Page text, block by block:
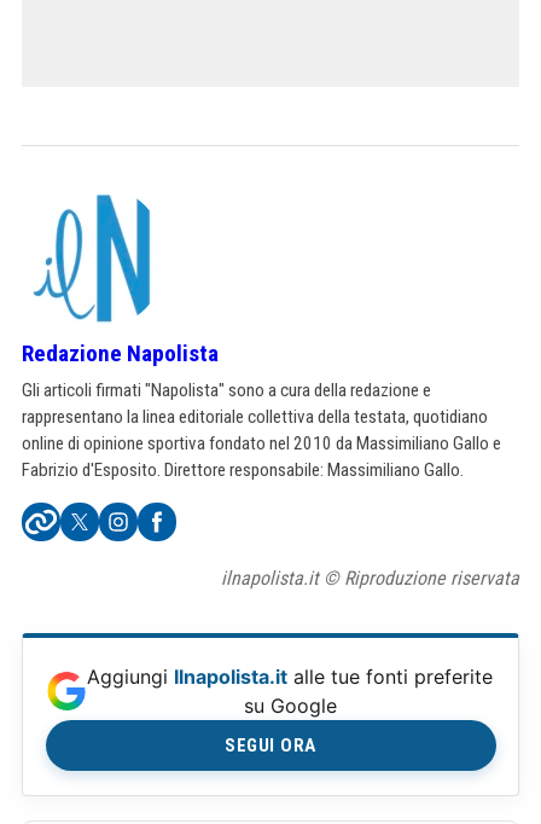
Redazione Napolista
Gli articoli firmati "Napolista" sono a cura della redazione e
rappresentano la linea editoriale collettiva della testata, quotidiano
online di opinione sportiva fondato nel 2010 da Massimiliano Gallo e
Fabrizio d'Esposito. Direttore responsabile: Massimiliano Gallo.
ilnapolista.it © Riproduzione riservata
Aggiungi Ilnapolista.it alle tue fonti preferite
su Google
SEGUI ORA